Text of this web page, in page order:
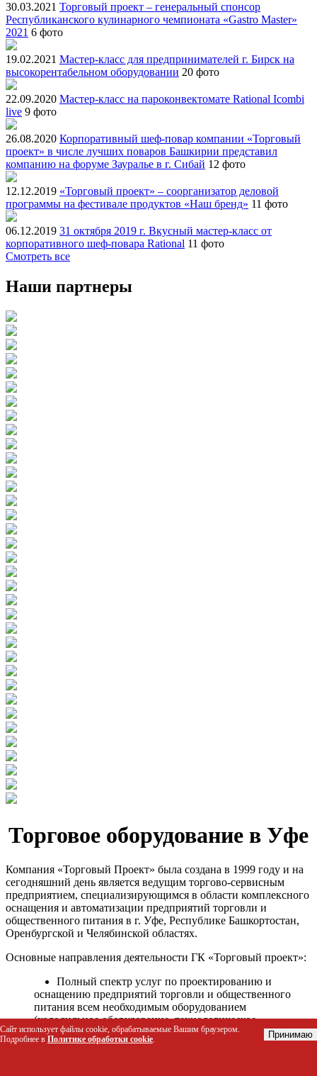
30.03.2021 Торговый проект – генеральный спонсор
Республиканского кулинарного чемпионата «Gastro Master»
2021 6 фото
19.02.2021 Мастер-класс для предпринимателей г. Бирск на
высокорентабельном оборудовании 20 фото
22.09.2020 Мастер-класс на пароконвектомате Rational Icombi
live 9 фото
26.08.2020 Корпоративный шеф-повар компании «Торговый
проект» в числе лучших поваров Башкирии представил
компанию на форуме Зауралье в г. Сибай 12 фото
12.12.2019 «Торговый проект» – соорганизатор деловой
программы на фестивале продуктов «Наш бренд» 11 фото
06.12.2019 31 октября 2019 г. Вкусный мастер-класс от
корпоративного шеф-повара Rational 11 фото
Смотреть все
Наши партнеры
Торговое оборудование в Уфе
Компания «Торговый Проект» была создана в 1999 году и на
сегодняшний день является ведущим торгово-сервисным
предприятием, специализирующимся в области комплексного
оснащения и автоматизации предприятий торговли и
общественного питания в г. Уфе, Республике Башкортостан,
Оренбургской и Челябинской областях.
Основные направления деятельности ГК «Торговый проект»:
Полный спектр услуг по проектированию и
оснащению предприятий торговли и общественного
питания всем необходимым оборудованием
(холодильное оборудование, технологическое
оборудование, стеллажное оборудование и т.д.);
Автоматизация торговых процессов и внедрения
Сайт использует файлы cookie, обрабатываемые Вашим браузером.
Подробнее в Политике обработки cookie. Принимаю